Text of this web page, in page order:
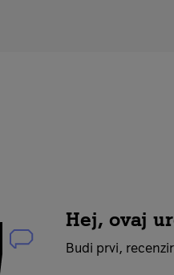
Hej, ovaj
Budi prvi,